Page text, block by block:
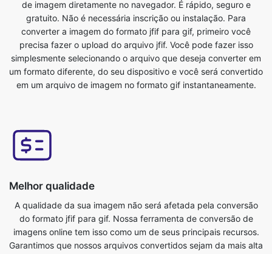
simplesmente selecionando o arquivo que deseja converter em
um formato diferente, do seu dispositivo e você será convertido
em um arquivo de imagem no formato gif instantaneamente.
Melhor qualidade
A qualidade da sua imagem não será afetada pela conversão
imagens online tem isso como um de seus principais recursos.
Garantimos que nossos arquivos convertidos sejam da mais alta
qualidade. Conversor online gratuito de jfif para gif converte
arquivos de imagem em segundos. Usar o recurso gratuito de
conversor de imagem jfif para gif é muito fácil, você só precisa
fazer o upload do arquivo original e você será convertido o